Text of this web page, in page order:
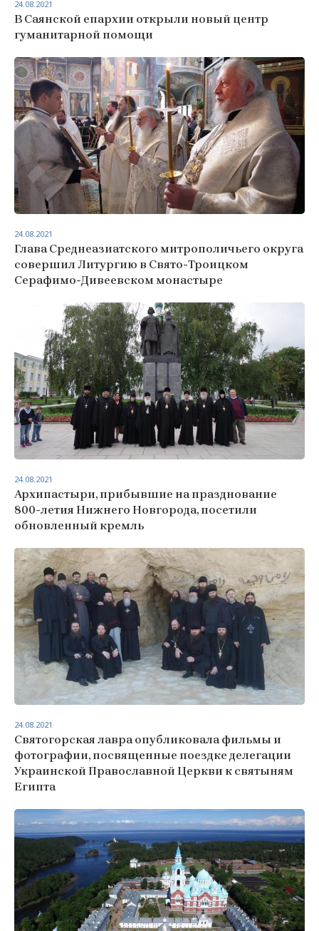
В Саянской епархии открыли новый центр
гуманитарной помощи
24.08.2021
Глава Среднеазиатского митрополичьего округа
совершил Литургию в Свято-Троицком
Серафимо-Дивеевском монастыре
24.08.2021
Архипастыри, прибывшие на празднование
800-летия Нижнего Новгорода, посетили
обновленный кремль
24.08.2021
Святогорская лавра опубликовала фильмы и
фотографии, посвященные поездке делегации
Украинской Православной Церкви к святыням
Египта
24.08.2021